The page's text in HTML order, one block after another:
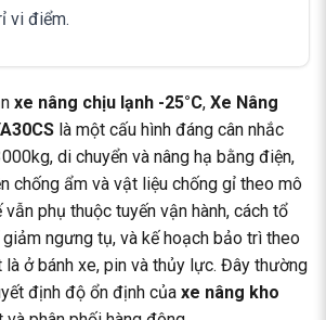
vi điểm.
xe nâng chịu lạnh -25°C, Xe Nâng
là một cấu hình đáng cân nhắc
di chuyển và nâng hạ bằng điện,
chống ẩm và vật liệu chống gỉ theo mô
phụ thuộc tuyến vận hành, cách tổ
ngưng tụ, và kế hoạch bảo trì theo
ở bánh xe, pin và thủy lực. Đây thường
định độ ổn định của xe nâng kho